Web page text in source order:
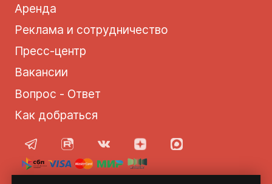
Аренда
Реклама и сотрудничество
Пресс-центр
Вакансии
Вопрос - Ответ
Как добраться